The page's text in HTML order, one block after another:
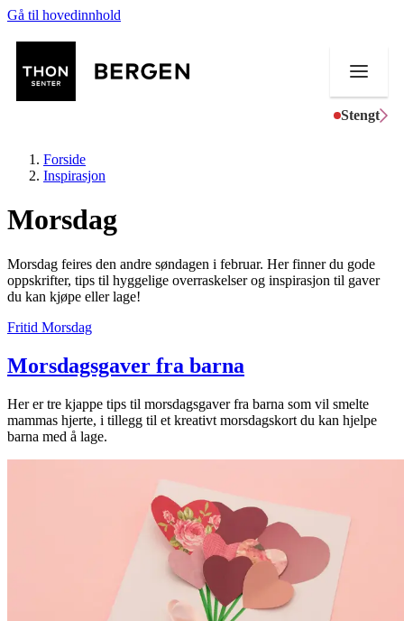
Gå til hovedinnhold
Stengt
Butikker
Mat og drikke
Helse
Aktiviteter
Inspirasjon
Praktisk informasjon
Forside
Inspirasjon
Morsdag
Morsdag feires den andre søndagen i februar. Her finner du gode
oppskrifter, tips til hyggelige overraskelser og inspirasjon til gaver
du kan kjøpe eller lage!
Fritid Morsdag
Morsdagsgaver fra barna
Her er tre kjappe tips til morsdagsgaver fra barna som vil smelte
mammas hjerte, i tillegg til et kreativt morsdagskort du kan hjelpe
barna med å lage.